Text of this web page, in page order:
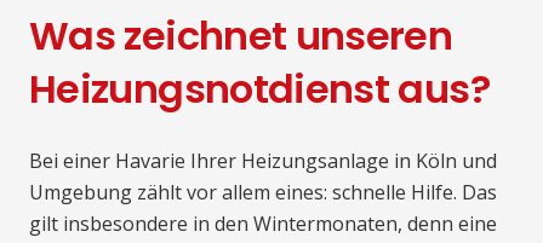
Was zeichnet unseren
Heizungsnotdienst aus?
Bei einer Havarie Ihrer Heizungsanlage in Köln und
Umgebung zählt vor allem eines: schnelle Hilfe. Das
gilt insbesondere in den Wintermonaten, denn eine